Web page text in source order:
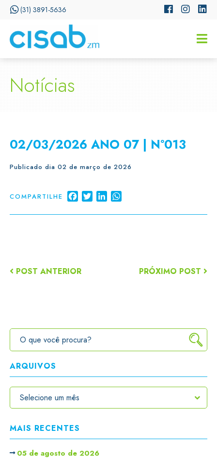
(31) 3891-5636
Notícias
02/03/2026 ANO 07 | N°013
Publicado dia 02 de março de 2026
COMPARTILHE FacebookTwitterLinkedIn
POST ANTERIOR PRÓXIMO POST
ARQUIVOS
MAIS RECENTES
05 de agosto de 2026
CISSA